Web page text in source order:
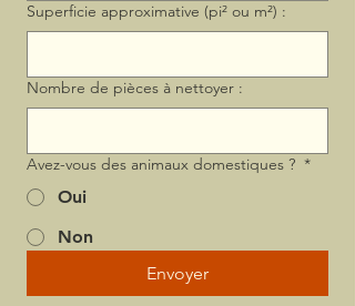
Superficie approximative (pi² ou m²) :
Nombre de pièces à nettoyer :
Avez-vous des animaux domestiques ? *
Oui
Non
Envoyer